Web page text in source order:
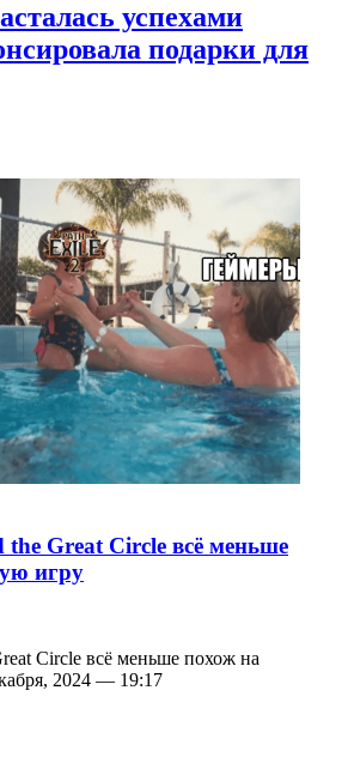
успехами
подарки для
the Great Circle всё меньше
игру
Circle всё меньше похож на
2024 — 19:17